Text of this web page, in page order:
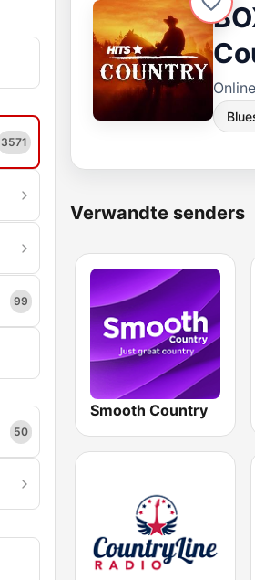
3571
99
50
Online
Verwandte senders
Smooth Country